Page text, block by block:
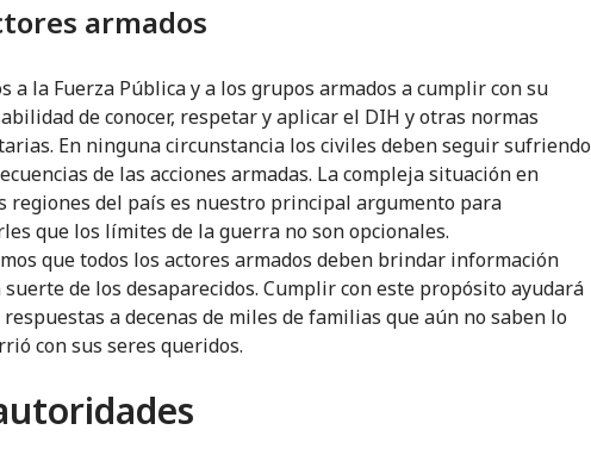
armados
a la Fuerza Pública y a los grupos armados a cumplir con su
de conocer, respetar y aplicar el DIH y otras normas
En ninguna circunstancia los civiles deben seguir sufriendo
de las acciones armadas. La compleja situación en
regiones del país es nuestro principal argumento para
que los límites de la guerra no son opcionales.
que todos los actores armados deben brindar información
de los desaparecidos. Cumplir con este propósito ayudará
a decenas de miles de familias que aún no saben lo
con sus seres queridos.